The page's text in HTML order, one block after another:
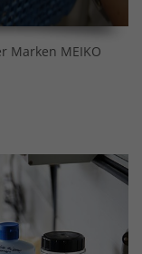
Marken MEIKO